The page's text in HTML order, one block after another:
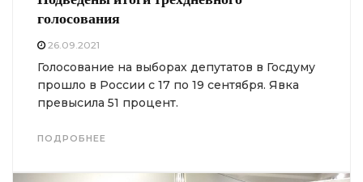
голосования
26.09.2021
Голосование на выборах депутатов в Госдуму
прошло в России с 17 по 19 сентября. Явка
превысила 51 процент.
ПОДРОБНЕЕ